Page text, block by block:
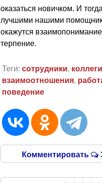
оказаться новичком. И тогда
лучшими нашими
окажутся
терпение.
Теги: сотрудники, коллеги
взаимоотношения,
поведение
Комментировать